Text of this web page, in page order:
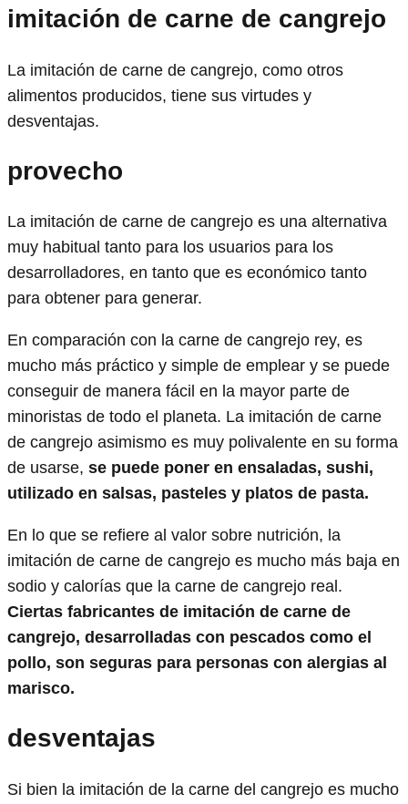
imitación de carne de cangrejo
La imitación de carne de cangrejo, como otros
alimentos producidos, tiene sus virtudes y
desventajas.
provecho
La imitación de carne de cangrejo es una alternativa
muy habitual tanto para los usuarios para los
desarrolladores, en tanto que es económico tanto
para obtener para generar.
En comparación con la carne de cangrejo rey, es
mucho más práctico y simple de emplear y se puede
conseguir de manera fácil en la mayor parte de
minoristas de todo el planeta. La imitación de carne
de cangrejo asimismo es muy polivalente en su forma
de usarse, se puede poner en ensaladas, sushi,
utilizado en salsas, pasteles y platos de pasta.
En lo que se refiere al valor sobre nutrición, la
imitación de carne de cangrejo es mucho más baja en
sodio y calorías que la carne de cangrejo real.
Ciertas fabricantes de imitación de carne de
cangrejo, desarrolladas con pescados como el
pollo, son seguras para personas con alergias al
marisco.
desventajas
Si bien la imitación de la carne del cangrejo es mucho